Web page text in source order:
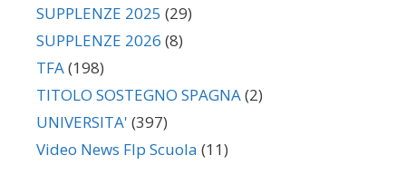
SUPPLENZE 2025 (29)
SUPPLENZE 2026 (8)
TFA(198)
TITOLO SOSTEGNO SPAGNA(2)
UNIVERSITA' (397)
Video News Flp Scuola (11)